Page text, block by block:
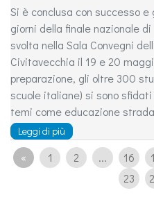
Si è conclusa con successo
giorni della finale nazionale
svolta nella Sala Convegni
Civitavecchia il 19 e 20
preparazione, gli oltre 300
scuole italiane) si sono
temi come educazione
Leggi di più
« 1 2 ... 16
23